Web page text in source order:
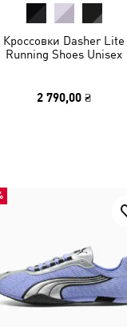
Кроссовки Dasher Lite
Running Shoes Unisex
2 790,00 ₴